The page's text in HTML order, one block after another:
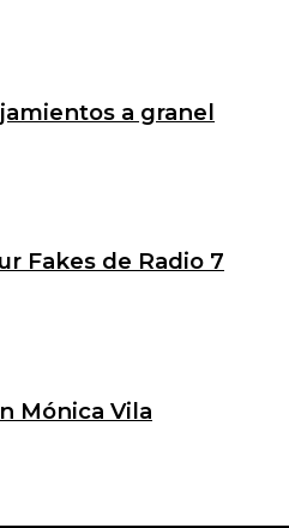
a granel
Fakes de Radio 7
Mónica Vila